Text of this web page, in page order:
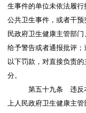
生事件的单位未依法履
公共卫生事件，或者干
民政府卫生健康主管部
给予警告或者通报批评
以下罚款，对直接负责
分。
第五十九条 违反
上人民政府卫生健康主